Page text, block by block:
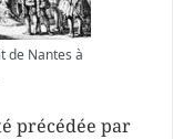
de Nantes à
précédée par